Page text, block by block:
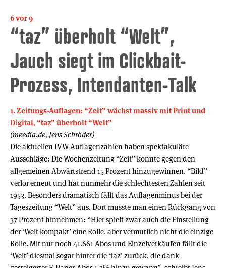
6 vor 9
“taz” überholt “Welt”,
Jauch siegt im Clickbait-
Prozess, Intendanten-Talk
1. Zeitungs-Auflagen: “Zeit” wächst massiv mit Print und
Digital, “taz” überholt “Welt”
(meedia.de, Jens Schröder)
Die aktuellen IVW-Auflagenzahlen haben spektakuläre
Ausschläge: Die Wochenzeitung “Zeit” konnte gegen den
allgemeinen Abwärtstrend 15 Prozent hinzugewinnen. “Bild”
verlor erneut und hat nunmehr die schlechtesten Zahlen seit
1953. Besonders dramatisch fällt das Auflagenminus bei der
Tageszeitung “Welt” aus. Dort musste man einen Rückgang von
37 Prozent hinnehmen: “Hier spielt zwar auch die Einstellung
der ‘Welt kompakt’ eine Rolle, aber vermutlich nicht die einzige
Rolle. Mit nur noch 41.661 Abos und Einzelverkäufen fällt die
‘Welt’ diesmal sogar hinter die ‘taz’ zurück, die dank